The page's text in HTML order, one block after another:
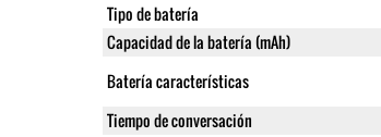
Tipo de batería
Capacidad de la batería (mAh)
Batería características
Tiempo de conversación